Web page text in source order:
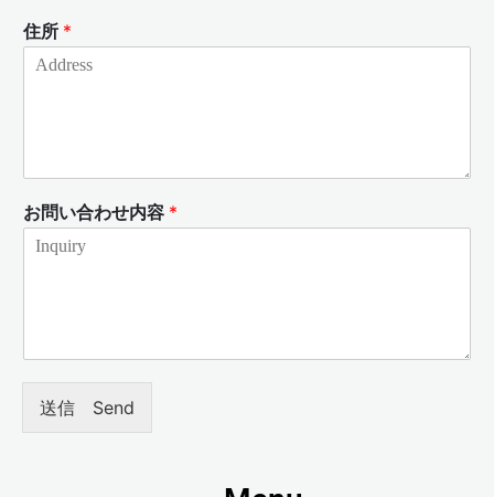
住所 *
お問い合わせ内容 *
送信 Send